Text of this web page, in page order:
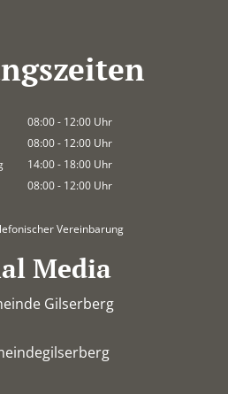
08:00- 12:00 Uhr
Von 08:00 bis 12:00 Uhr
08:00- 12:00 Uhr
Von 08:00 bis 12:00 Uhr
14:00- 18:00 Uhr
Von 14:00 bis 18:00 Uhr
08:00- 12:00 Uhr
Vereinbarung
Media
Gilserberg